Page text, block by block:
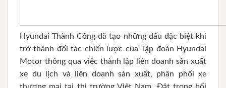
Hyundai Thành Công đã tạo những dấu đặc biệt khi
trở thành đối tác chiến lược của Tập đoàn Hyundai
Motor thông qua việc thành lập liên doanh sản xuất
xe du lịch và liên doanh sản xuất, phân phối xe